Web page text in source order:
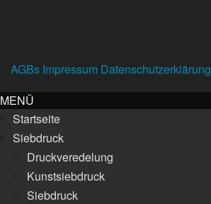
AGBs Impressum Datenschutzerklärung
MENÜ
Startseite
Siebdruck
Druckveredelung
Kunstsiebdruck
Siebdruck